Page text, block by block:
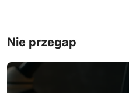
Nie przegap